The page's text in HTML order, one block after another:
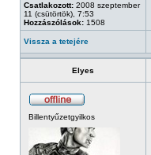
Csatlakozott: 2008 szeptember
11 (csütörtök), 7:53
Hozzászólások: 1508
Vissza a tetejére
Elyes
Billentyűzetgyilkos